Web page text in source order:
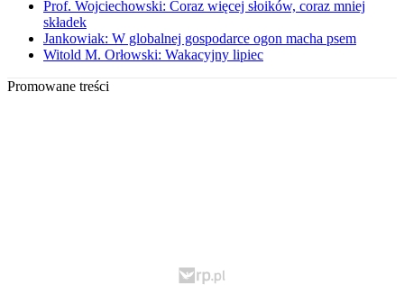
Prof. Wojciechowski: Coraz więcej słoików, coraz mniej
składek
Jankowiak: W globalnej gospodarce ogon macha psem
Witold M. Orłowski: Wakacyjny lipiec
Promowane treści